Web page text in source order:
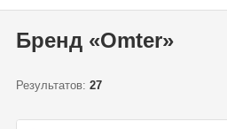
Бренд «Omter»
Результатов: 27